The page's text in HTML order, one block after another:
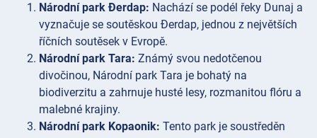
Národní park Đerdap: Nachází se podél řeky Dunaj a
vyznačuje se soutěskou Đerdap, jednou z největších
říčních soutěsek v Evropě.
Národní park Tara: Známý svou nedotčenou
divočinou, Národní park Tara je bohatý na
biodiverzitu a zahrnuje husté lesy, rozmanitou flóru a
malebné krajiny.
Národní park Kopaonik: Tento park je soustředěn